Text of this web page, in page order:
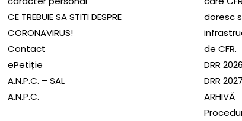
CE TREBUIE SA STITI DESPRE
CORONAVIRUS!
Contact
ePetiție
A.N.P.C. – SAL
A.N.P.C.
doresc
de CFR.
DRR 2026
DRR
ARHIVĂ